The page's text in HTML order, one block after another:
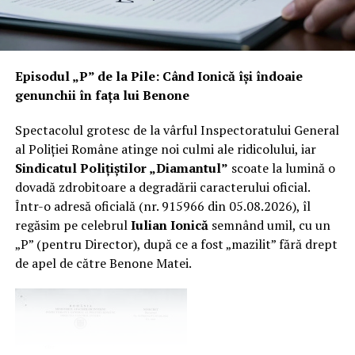
Prahova?
Unșef de post cu SUV electric, dar cu morală pe
motorină:
– la postul de poliție s-au făcut
racordări ilegale la
curent
–priza instituțieiera folosită, „în familie”, pentru
încărcarea mașinii electrice personalea șefului de
post;
– consumul era decontat, evident, de stat, adică de
cetățeanul prost, că „statul” nu plătește din buzunarul
lui.
Pe românește: șeful de post își băga mașina în priză la
buget, și-a făcut propria „stație de încărcare” la peretele
instituției, iar nota de plată se ducea la contribuabili.
Episodul „P” de la Pile: Când Ionică își îndoaie
genunchii în fața lui Benone
Spectacolul grotesc de la vârful Inspectoratului General
al Poliției Române atinge noi culmi ale ridicolului, iar
Sindicatul Polițiștilor „Diamantul” scoate la lumină o
dovadă zdrobitoare a degradării caracterului oficial.
Într-o adresă oficială (nr. 915966 din 05.08.2026), îl
regăsim pe celebrulIulian Ionicăsemnând umil, cu un
„P” (pentru Director), după ce a fost „mazilit” fără drept
de apel de către Benone Matei.